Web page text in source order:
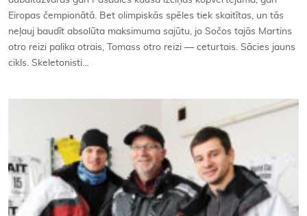
Eiropas čempionātā. Bet olimpiskās spēles tiek skaitītas, un tās
neļauj baudīt absolūta maksimuma sajūtu, jo Sočos tajās Martins
otro reizi palika otrais, Tomass otro reizi — ceturtais. Sācies jauns
cikls. Skeletonisti…